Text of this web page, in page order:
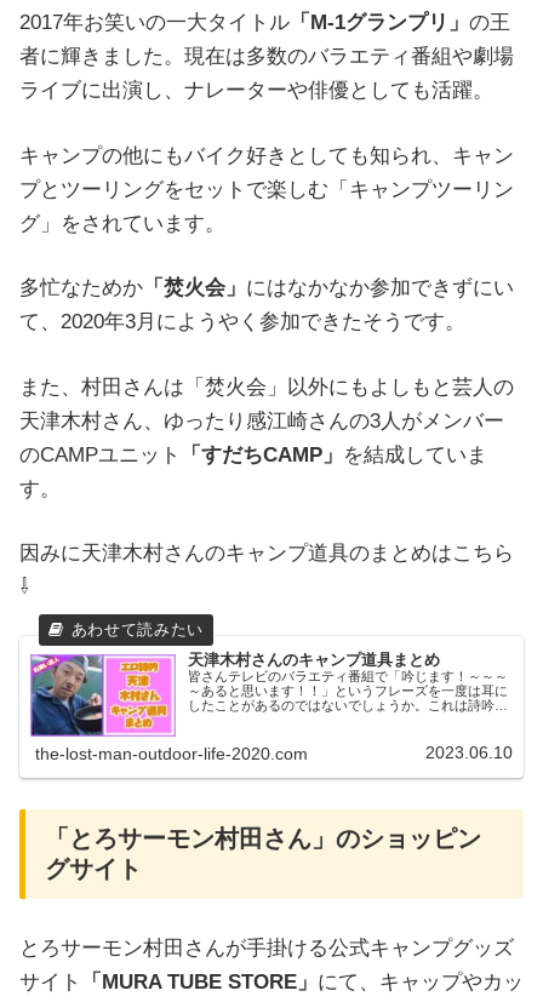
2017年お笑いの一大タイトル 「M-1グランプリ」 の王
者に輝きました。現在は多数のバラエティ番組や劇場
ライブに出演し、ナレーターや俳優としても活躍。
キャンプの他にもバイク好きとしても知られ、キャン
プとツーリングをセットで楽しむ「キャンプツーリン
グ」をされています。
多忙なためか 「焚火会」 にはなかなか参加できずにい
て、2020年3月にようやく参加できたそうです。
また、村田さんは「焚火会」以外にもよしもと芸人の
天津木村さん、ゆったり感江崎さんの3人がメンバー
のCAMPユニット
「すだちCAMP」 を結成していま
す。
因みに天津木村さんのキャンプ道具のまとめはこちら
⇩
天津木村さんのキャンプ道具まとめ
皆さんテレビのバラエティ番組で「吟じます！～～～
～あると思います！！」というフレーズを一度は耳に
したことがあるのではないでしょうか。これは詩吟と
the-lost-man-outdoor-life-2020.com 2023.06.10
「とろサーモン村田さん」のショッピン
グサイト
とろサーモン村田さんが手掛ける公式キャンプグッズ
サイト
「MURA TUBE STORE」 にて、キャップやカッ